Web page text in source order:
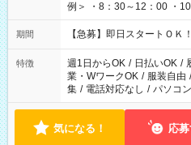
例＞ ・8：30～12：00 ・
・13：00～22：00 ・22：
期間 【急募】即日スタートＯ
特徴 週1日からOK / 日払いOK /
業・WワークOK / 服装自由 /
集 / 電話対応なし / パソコ
気になる！ 応